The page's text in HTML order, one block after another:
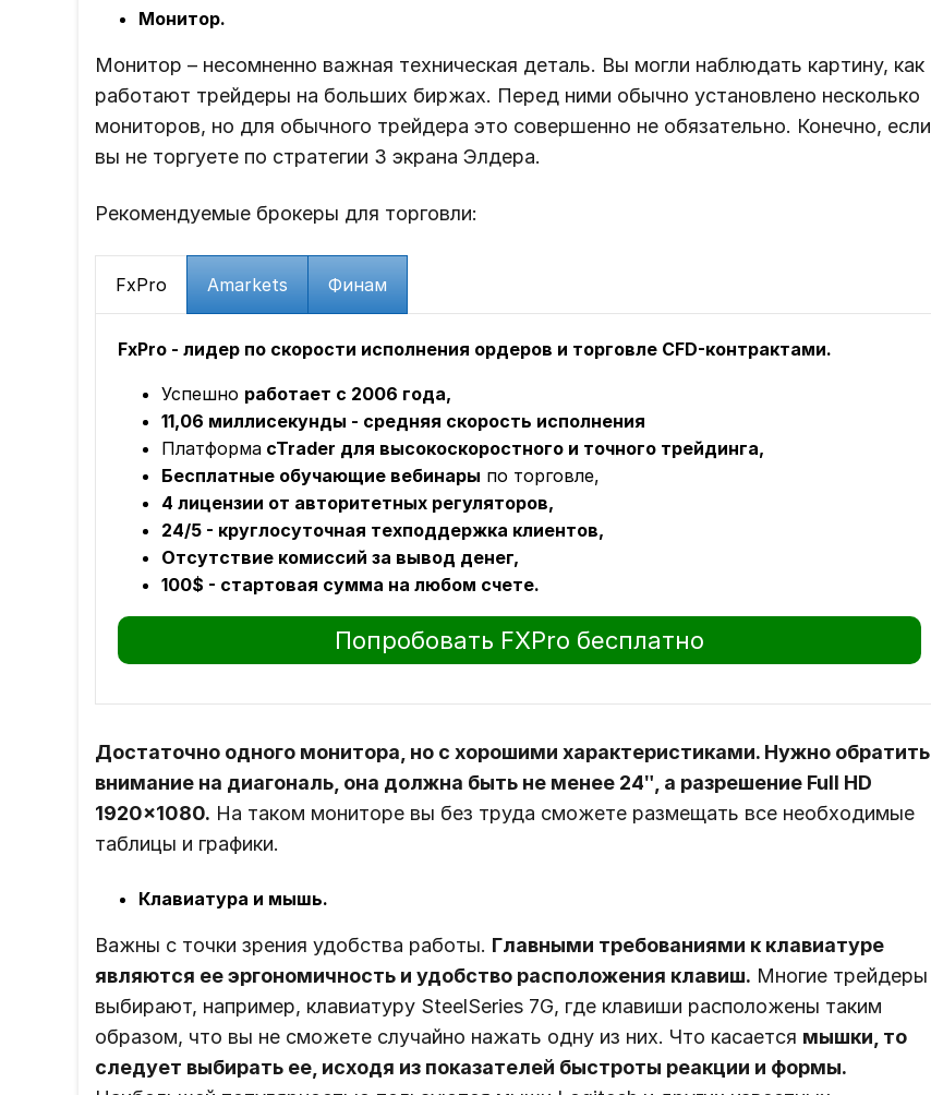
Монитор.
Монитор – несомненно важная техническая деталь. Вы могли наблюдать картину, как
работают трейдеры на больших биржах. Перед ними обычно установлено несколько
мониторов, но для обычного трейдера это совершенно не обязательно. Конечно, если
вы не торгуете по стратегии 3 экрана Элдера.
Рекомендуемые брокеры для торговли:
FxPro Amarkets Финам
FxPro - лидер по скорости исполнения ордеров и торговле CFD-контрактами.
Успешно работает с 2006 года,
11,06 миллисекунды - средняя скорость исполнения
Платформа cTrader для высокоскоростного и точного трейдинга,
Бесплатные обучающие вебинары по торговле,
4 лицензии от авторитетных регуляторов,
24/5 - круглосуточная техподдержка клиентов,
Отсутствие комиссий за вывод денег,
100$ - стартовая сумма на любом счете.
Попробовать FXPro бесплатно
Достаточно одного монитора, но с хорошими характеристиками. Нужно обратить
внимание на диагональ, она должна быть не менее 24ʺ, а разрешение Full HD
1920×1080. На таком мониторе вы без труда сможете размещать все необходимые
таблицы и графики.
Клавиатура и мышь.
Важны с точки зрения удобства работы. Главными требованиями к клавиатуре
являются ее эргономичность и удобство расположения клавиш. Многие трейдеры
выбирают, например, клавиатуру SteelSeries 7G, где клавиши расположены таким
образом, что вы не сможете случайно нажать одну из них. Что касается мышки, то
следует выбирать ее, исходя из показателей быстроты реакции и формы.